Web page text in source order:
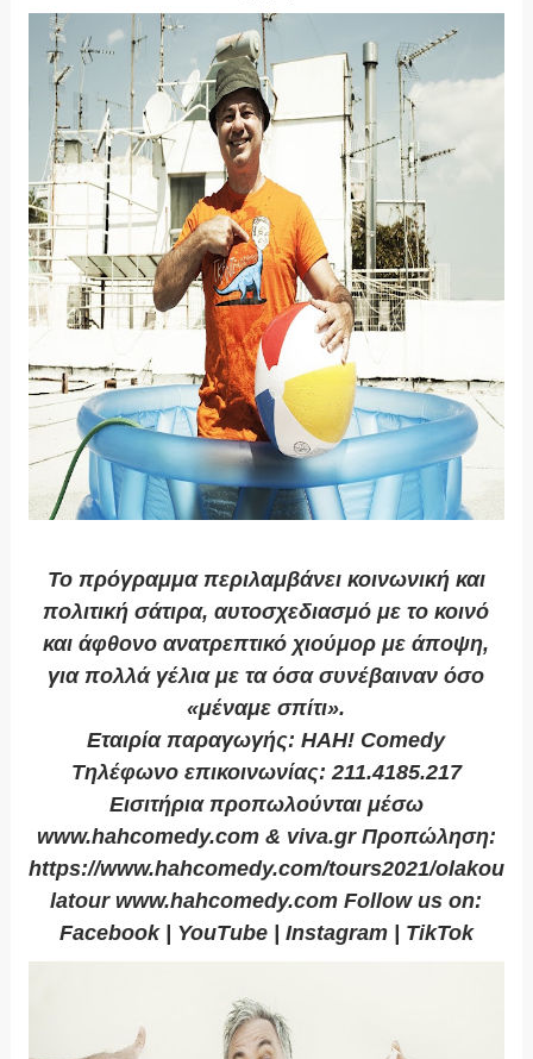
Το πρόγραμμα περιλαμβάνει κοινωνική και
πολιτική σάτιρα, αυτοσχεδιασμό με το κοινό
και άφθονο ανατρεπτικό χιούμορ με άποψη,
για πολλά γέλια με τα όσα συνέβαιναν όσο
«μέναμε σπίτι».
Εταιρία παραγωγής: HAH! Comedy
Τηλέφωνο επικοινωνίας: 211.4185.217
Εισιτήρια προπωλούνται μέσω
www.hahcomedy.com & viva.gr Προπώληση:
https://www.hahcomedy.com/tours2021/olakou
latour www.hahcomedy.com Follow us on:
Facebook | YouTube | Instagram | TikTok